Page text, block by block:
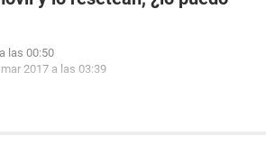
las 00:50
2017 a las 03:39